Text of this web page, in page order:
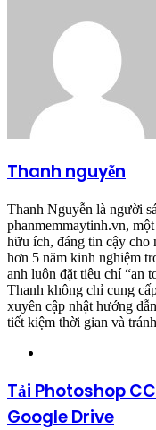
Thanh nguyễn
Thanh Nguyễn là người
phanmemmaytinh.vn,
hữu ích, đáng tin cậy
hơn 5 năm kinh nghiệm
anh luôn đặt tiêu chí “an
Thanh không chỉ cung
xuyên cập nhật hướng
tiết kiệm thời gian và
Tải Photoshop
Google Drive